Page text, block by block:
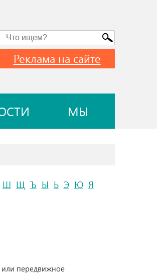
Реклама на сайте
МЫ
Ш Щ Ъ Ы Ь Э Ю Я
или передвижное